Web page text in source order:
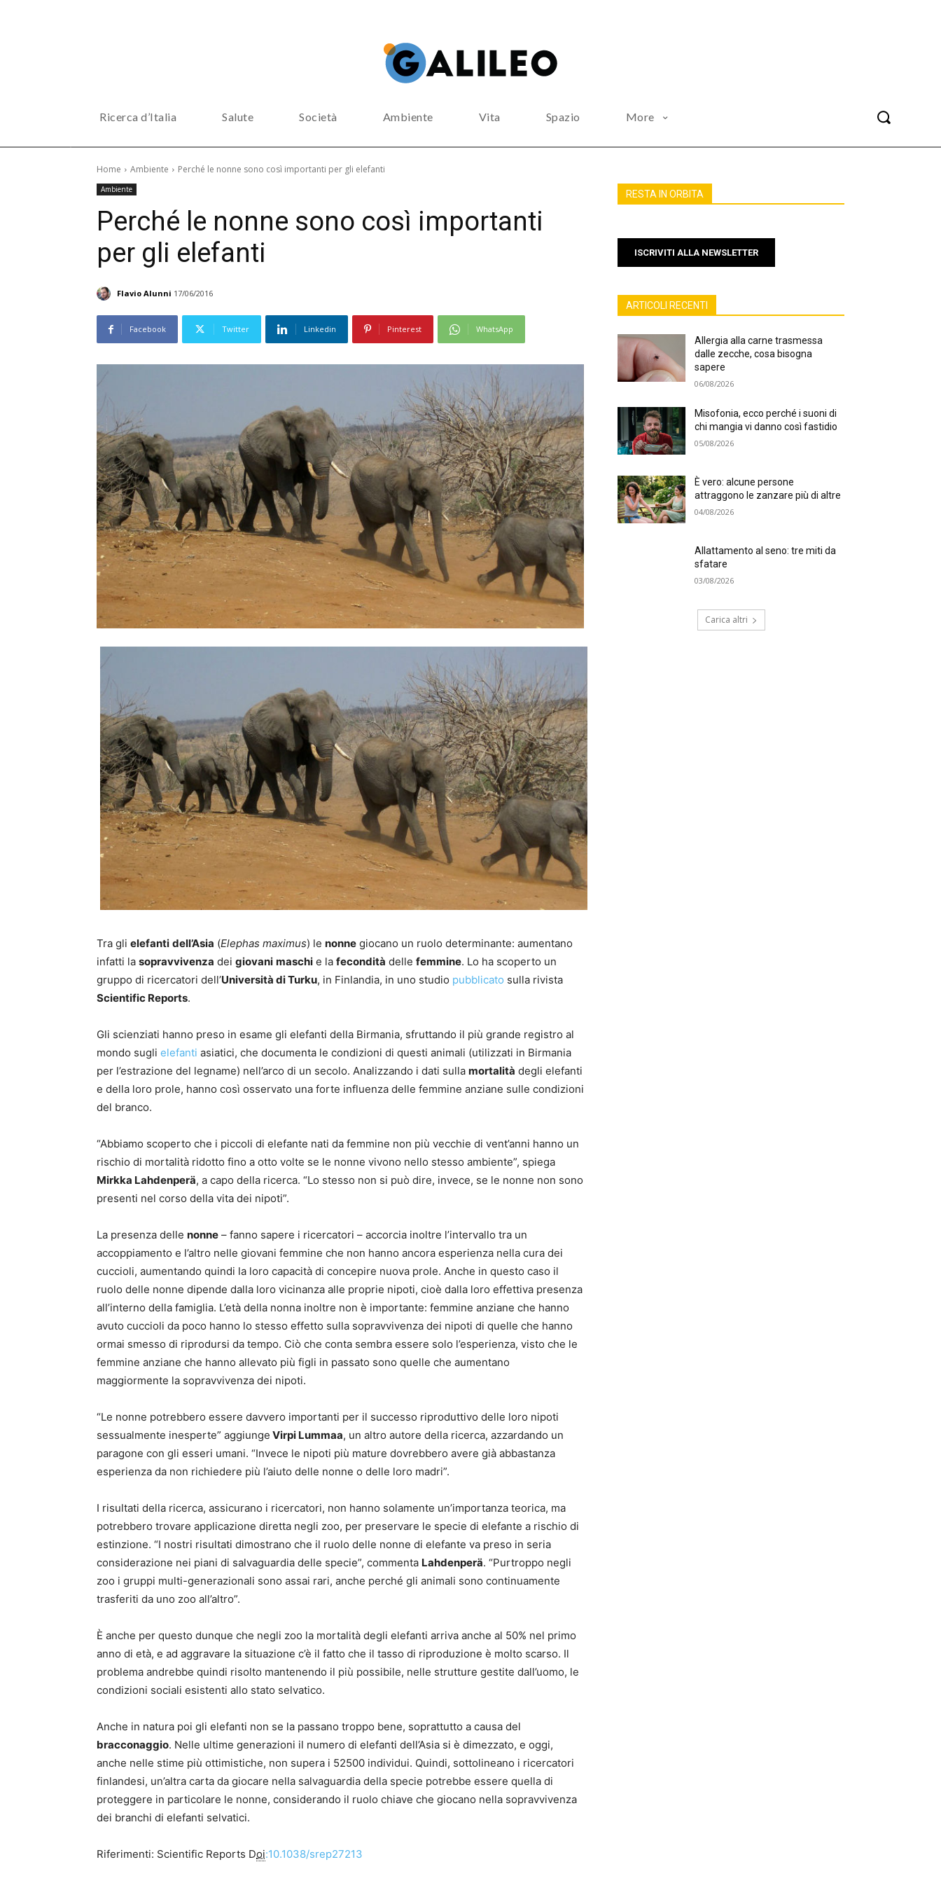
Ricerca d’Italia Salute Società Ambiente Vita Spazio More
Home Ambiente Perché le nonne sono così importanti per gli elefanti
Ambiente
Perché le nonne sono così importanti
per gli elefanti
Flavio Alunni 17/06/2016
Facebook Twitter Linkedin Pinterest WhatsApp
Tra gli elefanti dell’Asia (Elephas maximus) le nonne giocano un ruolo determinante: aumentano
infatti la sopravvivenza dei giovani maschi e la fecondità delle femmine. Lo ha scoperto un
gruppo di ricercatori dell’Università di Turku, in Finlandia, in uno studio pubblicato sulla rivista
Scientific Reports.
Gli scienziati hanno preso in esame gli elefanti della Birmania, sfruttando il più grande registro al
mondo sugli elefanti asiatici, che documenta le condizioni di questi animali (utilizzati in Birmania
per l’estrazione del legname) nell’arco di un secolo. Analizzando i dati sulla mortalità degli elefanti
e della loro prole, hanno così osservato una forte influenza delle femmine anziane sulle condizioni
del branco.
“Abbiamo scoperto che i piccoli di elefante nati da femmine non più vecchie di vent’anni hanno un
rischio di mortalità ridotto fino a otto volte se le nonne vivono nello stesso ambiente”, spiega
Mirkka Lahdenperä, a capo della ricerca. “Lo stesso non si può dire, invece, se le nonne non sono
presenti nel corso della vita dei nipoti”.
La presenza delle nonne – fanno sapere i ricercatori – accorcia inoltre l’intervallo tra un
accoppiamento e l’altro nelle giovani femmine che non hanno ancora esperienza nella cura dei
cuccioli, aumentando quindi la loro capacità di concepire nuova prole. Anche in questo caso il
ruolo delle nonne dipende dalla loro vicinanza alle proprie nipoti, cioè dalla loro effettiva presenza
all’interno della famiglia. L’età della nonna inoltre non è importante: femmine anziane che hanno
avuto cuccioli da poco hanno lo stesso effetto sulla sopravvivenza dei nipoti di quelle che hanno
ormai smesso di riprodursi da tempo. Ciò che conta sembra essere solo l’esperienza, visto che le
femmine anziane che hanno allevato più figli in passato sono quelle che aumentano
maggiormente la sopravvivenza dei nipoti.
“Le nonne potrebbero essere davvero importanti per il successo riproduttivo delle loro nipoti
sessualmente inesperte” aggiunge Virpi Lummaa, un altro autore della ricerca, azzardando un
paragone con gli esseri umani. “Invece le nipoti più mature dovrebbero avere già abbastanza
esperienza da non richiedere più l’aiuto delle nonne o delle loro madri”.
I risultati della ricerca, assicurano i ricercatori, non hanno solamente un’importanza teorica, ma
potrebbero trovare applicazione diretta negli zoo, per preservare le specie di elefante a rischio di
estinzione. “I nostri risultati dimostrano che il ruolo delle nonne di elefante va preso in seria
considerazione nei piani di salvaguardia delle specie”, commenta Lahdenperä. “Purtroppo negli
zoo i gruppi multi-generazionali sono assai rari, anche perché gli animali sono continuamente
trasferiti da uno zoo all’altro”.
È anche per questo dunque che negli zoo la mortalità degli elefanti arriva anche al 50% nel primo
anno di età, e ad aggravare la situazione c’è il fatto che il tasso di riproduzione è molto scarso. Il
problema andrebbe quindi risolto mantenendo il più possibile, nelle strutture gestite dall’uomo, le
condizioni sociali esistenti allo stato selvatico.
Anche in natura poi gli elefanti non se la passano troppo bene, soprattutto a causa del
bracconaggio. Nelle ultime generazioni il numero di elefanti dell’Asia si è dimezzato, e oggi,
anche nelle stime più ottimistiche, non supera i 52500 individui. Quindi, sottolineano i ricercatori
finlandesi, un’altra carta da giocare nella salvaguardia della specie potrebbe essere quella di
proteggere in particolare le nonne, considerando il ruolo chiave che giocano nella sopravvivenza
dei branchi di elefanti selvatici.
Riferimenti: Scientific Reports Doi:10.1038/srep27213
RESTA IN ORBITA
ISCRIVITI ALLA NEWSLETTER
ARTICOLI RECENTI
Allergia alla carne trasmessa
dalle zecche, cosa bisogna
sapere
06/08/2026
Misofonia, ecco perché i suoni di
chi mangia vi danno così fastidio
05/08/2026
È vero: alcune persone
attraggono le zanzare più di altre
04/08/2026
Allattamento al seno: tre miti da
sfatare
03/08/2026
Carica altri